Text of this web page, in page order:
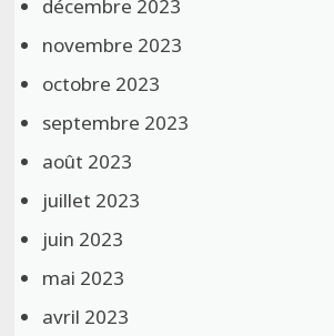
décembre 2023
novembre 2023
octobre 2023
septembre 2023
août 2023
juillet 2023
juin 2023
mai 2023
avril 2023